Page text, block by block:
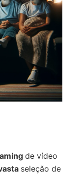
de vídeo
seleção de